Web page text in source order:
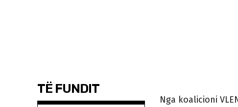
TË FUNDIT
Nga koalicioni